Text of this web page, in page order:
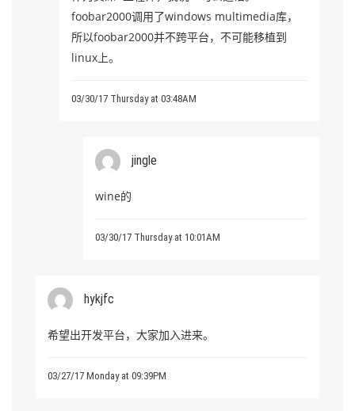
foobar2000调用了windows multimedia库，
所以foobar2000并不跨平台，不可能移植到
linux上。
03/30/17 Thursday at 03:48AM
jingle
wine的
03/30/17 Thursday at 10:01AM
hykjfc
希望出开发平台，大家加入进来。
03/27/17 Monday at 09:39PM